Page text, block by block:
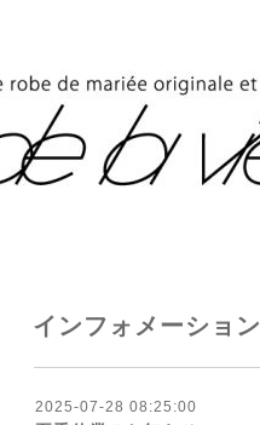
インフォメーション
2025-07-28 08:25:00